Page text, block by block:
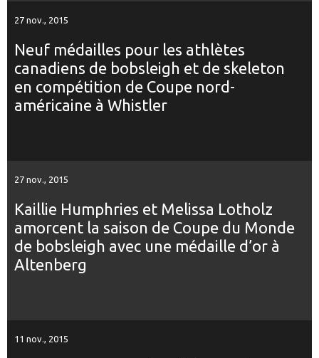
27 nov., 2015
Neuf médailles pour les athlètes
canadiens de bobsleigh et de skeleton
en compétition de Coupe nord-
américaine à Whistler
27 nov., 2015
Kaillie Humphries et Melissa Lotholz
amorcent la saison de Coupe du Monde
de bobsleigh avec une médaille d’or à
Altenberg
11 nov., 2015